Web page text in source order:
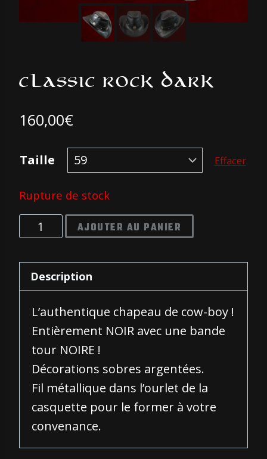
CLASSIC ROCK DARK
160,00€
Taille Effacer
Rupture de stock
quantité
de
CLassic
Rock
AJOUTER AU PANIER
Description
L’authentique chapeau de cow-boy !
Entièrement NOIR avec une bande
tour NOIRE !
Décorations sobres argentées.
Fil métallique dans l’ourlet de la
casquette pour le former à votre
convenance.